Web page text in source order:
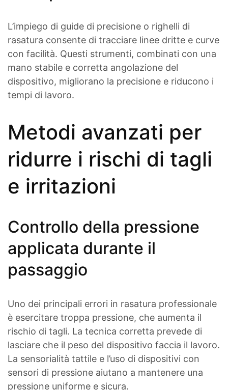
L’impiego di guide di precisione o righelli di
rasatura consente di tracciare linee dritte e curve
con facilità. Questi strumenti, combinati con una
mano stabile e corretta angolazione del
dispositivo, migliorano la precisione e riducono i
tempi di lavoro.
Metodi avanzati per
ridurre i rischi di tagli
e irritazioni
Controllo della pressione
applicata durante il
passaggio
Uno dei principali errori in rasatura professionale
è esercitare troppa pressione, che aumenta il
rischio di tagli. La tecnica corretta prevede di
lasciare che il peso del dispositivo faccia il lavoro.
La sensorialità tattile e l’uso di dispositivi con
sensori di pressione aiutano a mantenere una
pressione uniforme e sicura.